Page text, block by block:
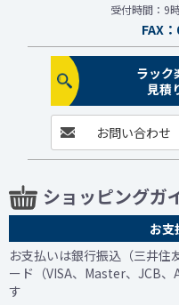
受付時間：9
FAX
ラック
見積
お問い合わせ
ショッピングガ
お支
お支払いは銀行振込（三井住
ード（VISA、Master、JCB
す